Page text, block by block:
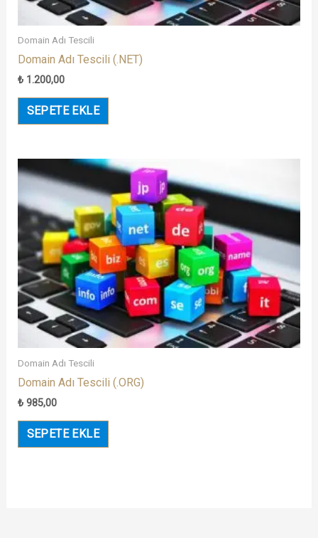
Domain Adı Tescili
Domain Adı Tescili (.NET)
₺1.200,00
SEPETE EKLE
Domain Adı Tescili
Domain Adı Tescili (.ORG)
₺985,00
SEPETE EKLE